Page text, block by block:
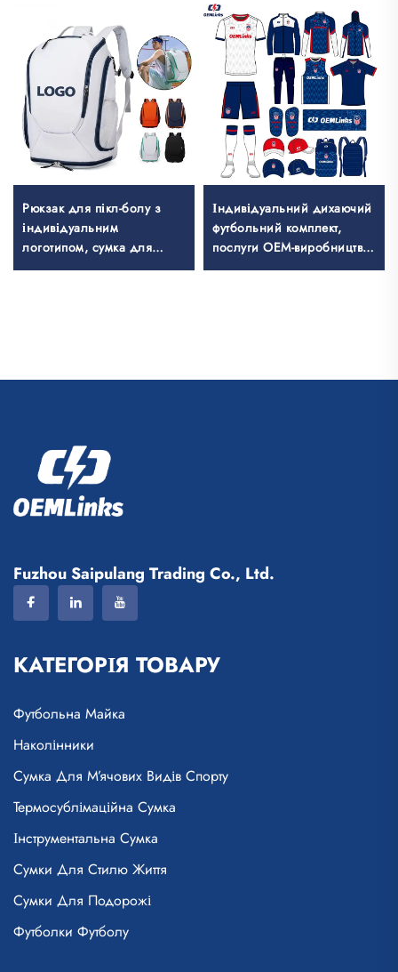
Рюкзак для пікл-болу з
індивідуальним
логотипом, сумка для
тенісних ракеток, сумка
Індивідуальний дихаючий
футбольний комплект,
послуги OEM-виробництва,
індивідуальні футбольні
Fuzhou Saipulang Trading Co., Ltd.
КАТЕГОРІЯ ТОВАРУ
Футбольна Майка
Наколінники
Сумка Для М’ячових Видів Спорту
Термосублімаційна Сумка
Інструментальна Сумка
Сумки Для Стилю Життя
Сумки Для Подорожі
Футболки Футболу